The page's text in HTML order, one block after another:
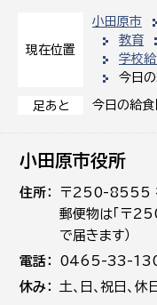
現在位置
小田原市
教育
学校
今日の
足あと 今日の給食
小田原市役所
住所
〒250-8555
郵便物は「〒
で届きます）
電話
0465-33-1300
休み
土､日､祝日、